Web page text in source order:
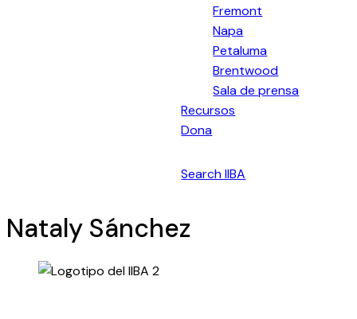
Fremont
Napa
Petaluma
Brentwood
Sala de prensa
Recursos
Dona
Search IIBA
Nataly Sánchez